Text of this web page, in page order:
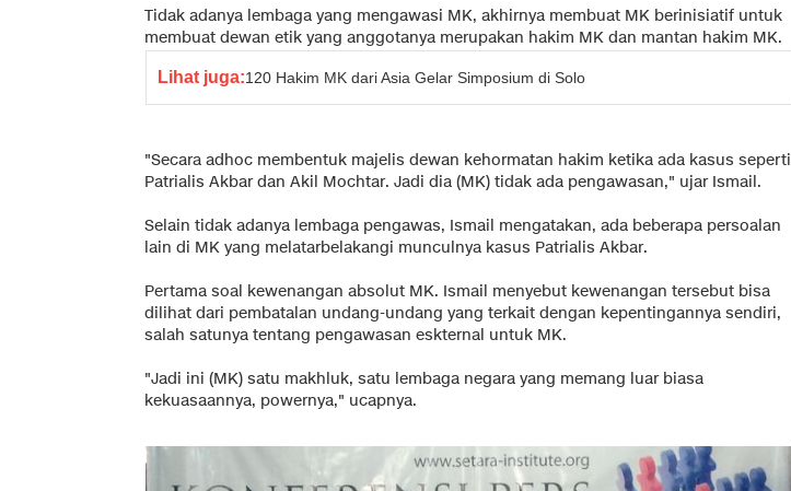
Tidak adanya lembaga yang mengawasi MK, akhirnya membuat MK berinisiatif untuk
membuat dewan etik yang anggotanya merupakan hakim MK dan mantan hakim MK.
Lihat juga:120 Hakim MK dari Asia Gelar Simposium di Solo
"Secara adhoc membentuk majelis dewan kehormatan hakim ketika ada kasus seperti
Patrialis Akbar dan Akil Mochtar. Jadi dia (MK) tidak ada pengawasan," ujar Ismail.
Selain tidak adanya lembaga pengawas, Ismail mengatakan, ada beberapa persoalan
lain di MK yang melatarbelakangi munculnya kasus Patrialis Akbar.
Pertama soal kewenangan absolut MK. Ismail menyebut kewenangan tersebut bisa
dilihat dari pembatalan undang-undang yang terkait dengan kepentingannya sendiri,
salah satunya tentang pengawasan eskternal untuk MK.
"Jadi ini (MK) satu makhluk, satu lembaga negara yang memang luar biasa
kekuasaannya, powernya," ucapnya.